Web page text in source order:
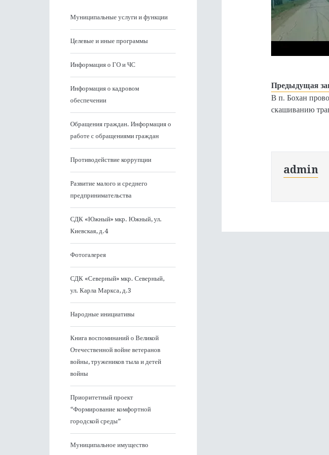
Предыдущая
В п. Бохан
скашиванию
admin
Муниципальные услуги и функции
Целевые и иные программы
Информация о ГО и ЧС
Информация о кадровом
обеспечении
Обращения граждан. Информация о
работе с обращениями граждан
Противодействие коррупции
Развитие малого и среднего
предпринимательства
СДК «Южный» мкр. Южный, ул.
Киевская, д.4
Фотогалерея
СДК «Северный» мкр. Северный,
ул. Карла Маркса, д.3
Народные инициативы
Книга воспоминаний о Великой
Отечественной войне ветеранов
войны, тружеников тыла и детей
войны
Приоритетный проект
“Формирование комфортной
городской среды”
Муниципальное имущество